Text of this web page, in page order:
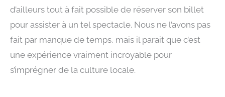
d’ailleurs tout à fait possible de réserver son billet
pour assister à un tel spectacle. Nous ne l’avons pas
fait par manque de temps, mais il parait que c’est
une expérience vraiment incroyable pour
s’imprégner de la culture locale.